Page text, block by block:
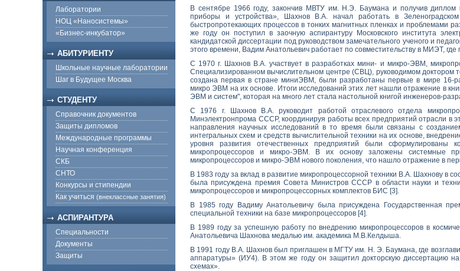
Лаборатории
НОЦ «Наносистемы»
«Бизнес-инкубатор»
АБИТУРИЕНТУ
Школьные научные лаборатории
Шаг в Будущее Москва
СТУДЕНТУ
Справочник документов
Защиты дипломов
Международные программы
Научная конференция
СКБ
СНТО
Конкурсы и стипендии
Как учиться (внеклассные занятия)
АСПИРАНТУРА
Специальности
Документы
Защиты
В сентябре 1966 году, закончив МВТУ им. Н.Э. Баумана и получив
приборы и устройства», Шахнов В.А. начал работать в
быстропротекающих процессов в тонких магнитных пленках и проблемами
же году он поступил в заочную аспирантуру Московского института
кандидатской диссертации под руководством замечательного ученого и
этого времени, Вадим Анатольевич работает по совместительству в МИЭТ,
С 1970 г. Шахнов В.А. участвует в разработках мини- и микро-ЭВМ,
Специализированном вычислительном центре (СВЦ), руководимом
создана первая в стране миниЭВМ, были разработаны первые в мире 16-
микро ЭВМ на их основе. Итоги исследований этих лет нашли отражение в
ЭВМ и систем", которая на много лет стала настольной книгой инженеров-
С 1976 г. Шахнов В.А. руководит работой отраслевого отдела
Минэлектронпрома СССР, координируя работы всех предприятий отрасли в
направления научных исследований в то время были связаны с
интегральных схем и средств вычислительной техники на их основе,
уровня развития отечественных предприятий были сформулированы
микропроцессоров и микро-ЭВМ. В их основу заложены системные
микропроцессоров и микро-ЭВМ нового поколения, что нашло отражение в
В 1983 году за вклад в развитие микропроцессорной техники В.А. Шахнову в
была присуждена премия Совета Министров СССР в области науки и
микропроцессоров и микропроцессорных комплектов БИС [3].
В 1985 году Вадиму Анатольевичу была присуждена Государственная
специальной техники на базе микропроцессоров [4].
В 1989 году за успешную работу по внедрению микропроцессоров в
Анатольевича Шахнова медалью им. академика М.В.Келдыша.
В 1991 году В.А. Шахнов был приглашен в МГТУ им. Н. Э. Баумана, где
аппаратуры» (ИУ4). В этом же году он защитил докторскую диссертацию
схемах».